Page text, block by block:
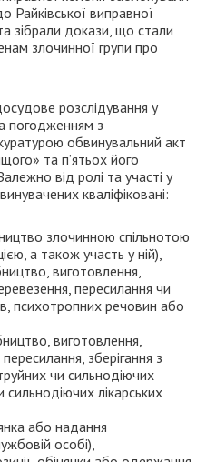
Райківської виправної
зібрали докази, що стали
злочинної групи про
розслідування у
погодженням з
обвинувальний акт
та п’ятьох його
від ролі та участі у
кваліфіковані:
злочинною спільнотою
а також участь у ній),
виготовлення,
пересилання чи
психотропних речовин або
виготовлення,
зберігання з
чи сильнодіючих
лікарських
або надання
особі),